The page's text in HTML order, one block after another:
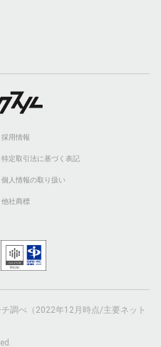
採用情報
特定取引法に基づく表記
個人情報の取り扱い
他社商標
調べ（2022年12月時点/主要ネット